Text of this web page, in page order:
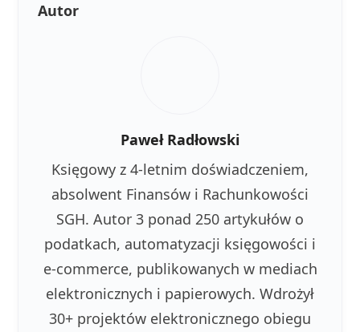
Autor
Paweł Radłowski
Księgowy z 4-letnim doświadczeniem,
absolwent Finansów i Rachunkowości
SGH. Autor 3 ponad 250 artykułów o
podatkach, automatyzacji księgowości i
e-commerce, publikowanych w mediach
elektronicznych i papierowych. Wdrożył
30+ projektów elektronicznego obiegu